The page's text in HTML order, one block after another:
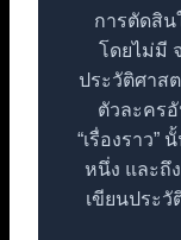
การตัดสิน
โดยไม่มี
ประวัติศาส
ตัวละคร
“เรื่องราว”
หนึ่ง และถึ
เขียนประ